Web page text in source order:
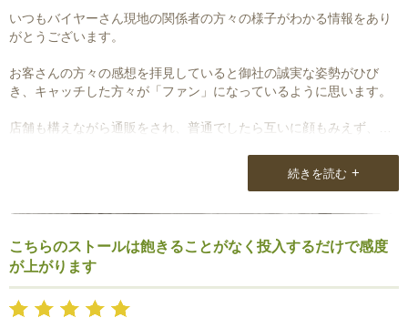
いつもバイヤーさん現地の関係者の方々の様子がわかる情報をあり
がとうございます。
お客さんの方々の感想を拝見していると御社の誠実な姿勢がひび
き、キャッチした方々が「ファン」になっているように思います。
店舗も構えながら通販をされ、普通でしたら互いに顔もみえず、確
つながる意見(感想かな)をお伝えできるのは、他の業態でもそうは
今回選ばせていただいたストールもすばらしく大変気に入っていま
す。
早くもっと寒くならないかな！と。
冬が楽しみです。
続きを読む +
こちらのストールは飽きることがなく投入するだけで感度
が上がります